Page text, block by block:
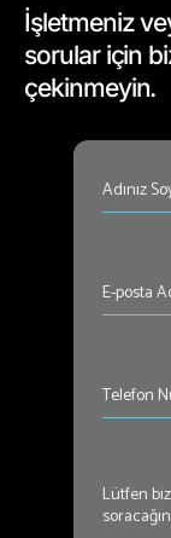
İşletmeniz
sorular için
çekinmeyin.
İsim
E-
posta
Adresiniz
Telefon
Numaranız
Mesajınız